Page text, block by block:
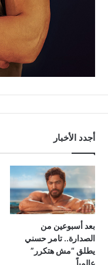
أجدد الأخبار
بعد أسبوعين من
الصدارة.. تامر حسني
يطلق “مش هتكرر”
عالمياً